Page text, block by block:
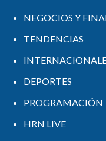
NEGOCIOS Y
TENDENCIAS
DEPORTES
PROGRAMACIÓN
HRN LIVE